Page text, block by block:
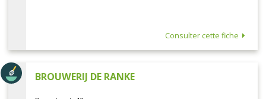
Consulter cette fiche
BROUWERIJ DE RANKE